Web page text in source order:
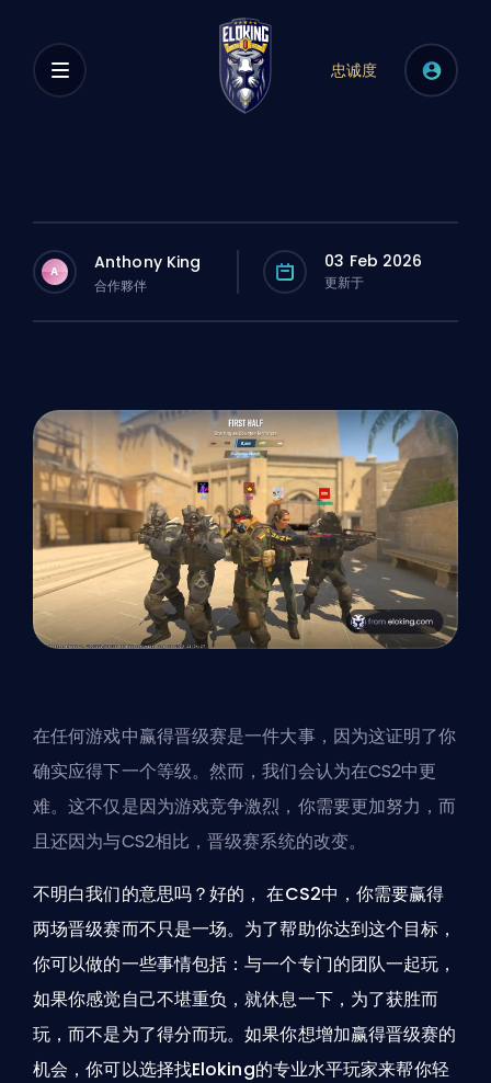
忠诚度
A Anthony King
合作夥伴
03 Feb 2026
更新于
在任何游戏中赢得晋级赛是一件大事，因为这证明了你
确实应得下一个等级。然而，我们会认为在CS2中更
难。这不仅是因为游戏竞争激烈，你需要更加努力，而
且还因为与CS2相比，晋级赛系统的改变。
不明白我们的意思吗？好的， 在CS2中，你需要赢得
两场晋级赛而不只是一场。为了帮助你达到这个目标，
你可以做的一些事情包括：与一个专门的团队一起玩，
如果你感觉自己不堪重负，就休息一下，为了获胜而
玩，而不是为了得分而玩。如果你想增加赢得晋级赛的
机会，你可以选择找Eloking的专业水平玩家来帮你轻